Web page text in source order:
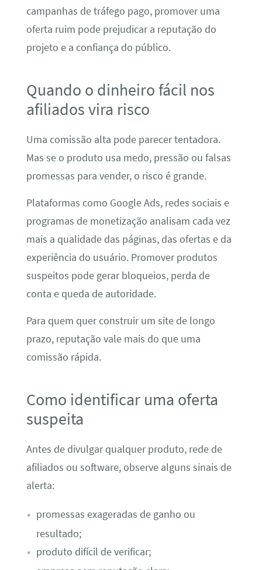
campanhas de tráfego pago, promover uma
oferta ruim pode prejudicar a reputação do
projeto e a confiança do público.
Quando o dinheiro fácil nos
afiliados vira risco
Uma comissão alta pode parecer tentadora.
Mas se o produto usa medo, pressão ou falsas
promessas para vender, o risco é grande.
Plataformas como Google Ads, redes sociais e
programas de monetização analisam cada vez
mais a qualidade das páginas, das ofertas e da
experiência do usuário. Promover produtos
suspeitos pode gerar bloqueios, perda de
conta e queda de autoridade.
Para quem quer construir um site de longo
prazo, reputação vale mais do que uma
comissão rápida.
Como identificar uma oferta
suspeita
Antes de divulgar qualquer produto, rede de
afiliados ou software, observe alguns sinais de
alerta:
promessas exageradas de ganho ou
resultado;
produto difícil de verificar;